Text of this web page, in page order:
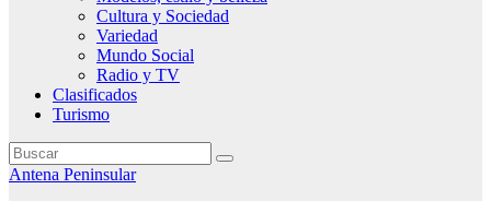
Cultura y Sociedad
Variedad
Mundo Social
Radio y TV
Clasificados
Turismo
Antena Peninsular